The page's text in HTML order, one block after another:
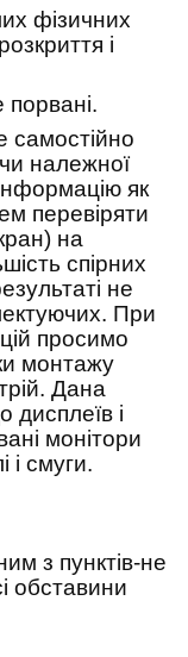
фізичних
і
самостійно
належної
як
перевіряти
на
спірних
не
При
просимо
монтажу
Дана
дисплеїв і
монітори
і смуги.
з пунктів-не
обставини